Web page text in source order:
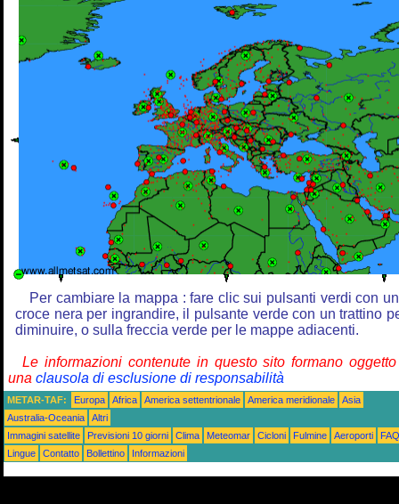
Per cambiare la mappa : fare clic sui pulsanti verdi con
croce nera per ingrandire, il pulsante verde con un trattino
diminuire, o sulla freccia verde per le mappe adiacenti.
Le informazioni contenute in questo sito formano
una clausola di esclusione di responsabilità
METAR-TAF: Europa Africa America settentrionale America meridionale
Asia
Australia-Oceania
Altri
Immagini satellite
Previsioni 10 giorni Clima Meteomar Cicloni Fulmine Aeroporti
FAQ
Lingue
Contatto Bollettino Informazioni